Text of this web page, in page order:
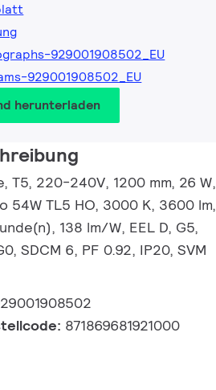
929001908502_EU
929001908502_EU
herunterladen
T5, 220-240V, 1200 mm, 26 W,
54W TL5 HO, 3000 K, 3600 lm,
138 lm/W, EEL D, G5,
SDCM 6, PF 0.92, IP20, SVM
871869681921000